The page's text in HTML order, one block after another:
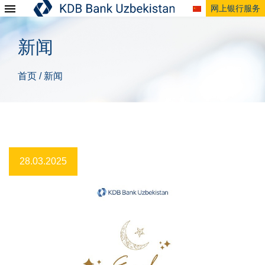
网上银行服务
新闻
首页 / 新闻
28.03.2025